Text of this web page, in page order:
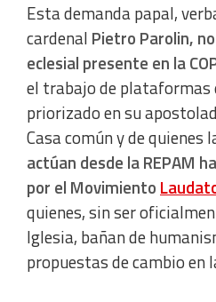
Esta demanda papal,
cardenal Pietro Parolin,
eclesial presente en la
el trabajo de plataformas
priorizado en su
Casa común y de quienes
actúan desde la REPAM
por el Movimiento
quienes, sin ser
Iglesia, bañan de
propuestas de cambio en